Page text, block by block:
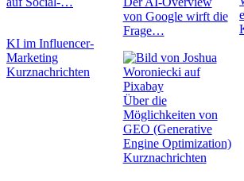
KI im Influencer-
Marketing
Kurznachrichten
von Google wirft die
Frage…
Über die
Möglichkeiten von
GEO (Generative
Engine Optimization)
Kurznachrichten